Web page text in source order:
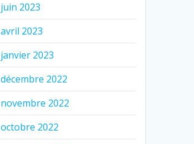
juin 2023
avril 2023
janvier 2023
décembre 2022
novembre 2022
octobre 2022